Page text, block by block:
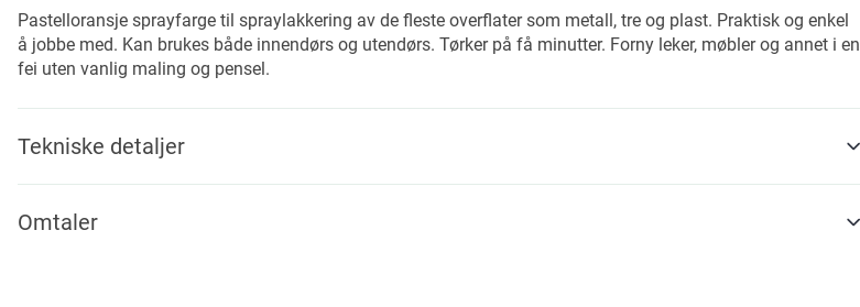
the
images
gallery
Pastelloransje sprayfarge til spraylakkering av de fleste overflater som metall, tre og plast. Praktisk og enkel
å jobbe med. Kan brukes både innendørs og utendørs. Tørker på få minutter. Forny leker, møbler og annet i en
fei uten vanlig maling og pensel.
Tekniske detaljer
Omtaler